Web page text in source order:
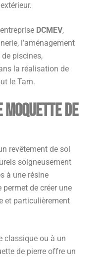
DCMEV,
l’aménagement
piscines,
la réalisation de
le Tarn.
moquette de
revêtement de sol
soigneusement
à une résine
de créer une
et particulièrement
classique ou à un
de pierre offre un